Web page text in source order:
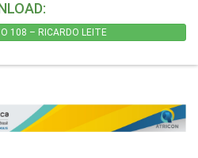
108 – RICARDO LEITE